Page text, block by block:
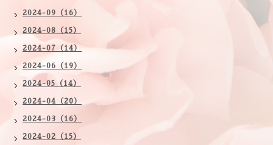
2024-09（16）
2024-08（15）
2024-07（14）
2024-06（19）
2024-05（14）
2024-04（20）
2024-03（16）
2024-02（15）